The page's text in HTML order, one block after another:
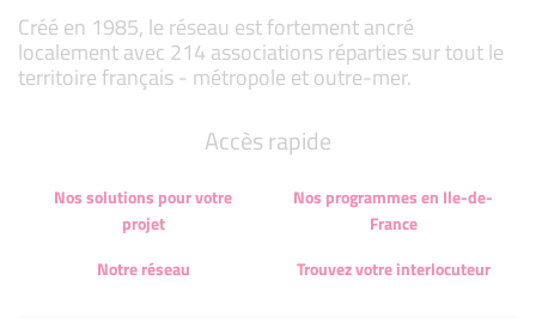
Créé en 1985, le réseau est fortement ancré
localement avec 214 associations réparties sur tout le
territoire français - métropole et outre-mer.
Accès rapide
Nos solutions pour votre
projet
Nos programmes en Ile-de-
France
Notre réseau
Trouvez votre interlocuteur